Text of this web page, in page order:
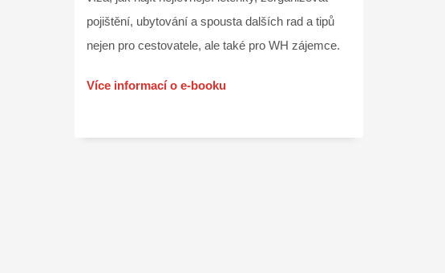
pojištění, ubytování a spousta dalších rad a tipů
nejen pro cestovatele, ale také pro WH zájemce.
Více informací o e-booku